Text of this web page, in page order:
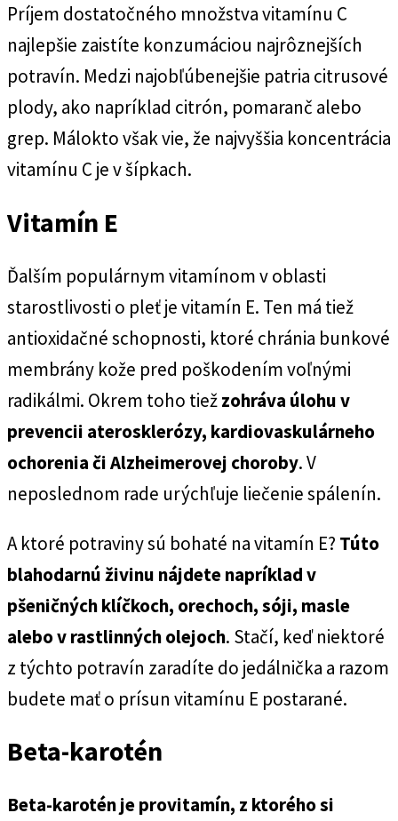
Príjem dostatočného množstva vitamínu C
najlepšie zaistíte konzumáciou najrôznejších
potravín. Medzi najobľúbenejšie patria citrusové
plody, ako napríklad citrón, pomaranč alebo
grep. Málokto však vie, že najvyššia koncentrácia
vitamínu C je v šípkach.
Vitamín E
Ďalším populárnym vitamínom v oblasti
starostlivosti o pleť je vitamín E. Ten má tiež
antioxidačné schopnosti, ktoré chránia bunkové
membrány kože pred poškodením voľnými
radikálmi. Okrem toho tiežzohráva úlohu v
prevencii aterosklerózy, kardiovaskulárneho
ochorenia či Alzheimerovej choroby. V
neposlednom rade urýchľuje liečenie spálenín.
A ktoré potraviny sú bohaté na vitamín E? Túto
blahodarnú živinu nájdete napríklad v
pšeničných klíčkoch, orechoch, sóji, masle
alebo v rastlinných olejoch. Stačí, keď niektoré
z týchto potravín zaradíte do jedálnička a razom
budete mať o prísun vitamínu E postarané.
Beta-karotén
Beta-karotén je provitamín, z ktorého si